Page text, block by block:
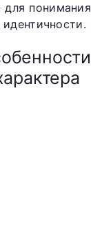
понимания